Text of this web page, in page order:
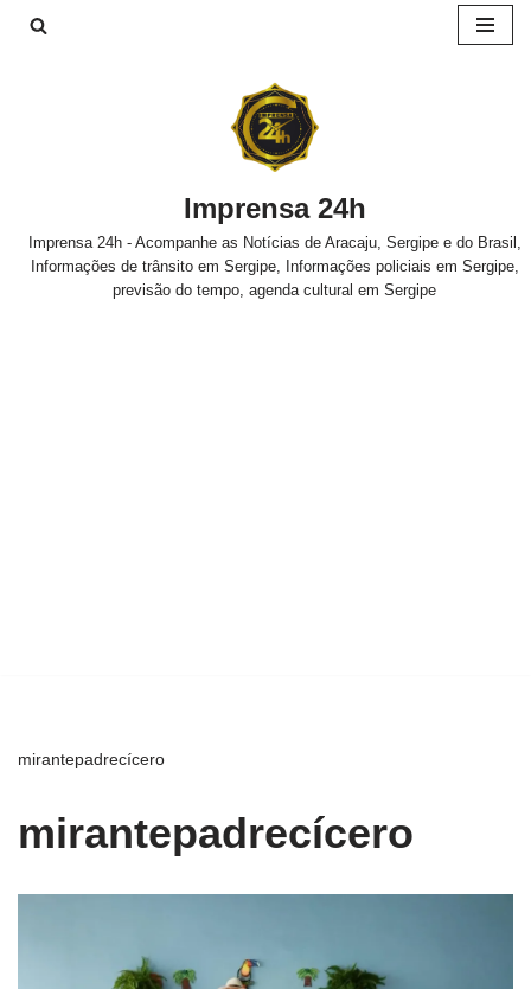
Imprensa 24h
Imprensa 24h - Acompanhe as Notícias de Aracaju, Sergipe e do Brasil,
Informações de trânsito em Sergipe, Informações policiais em Sergipe,
previsão do tempo, agenda cultural em Sergipe
mirantepadrecícero
mirantepadrecícero